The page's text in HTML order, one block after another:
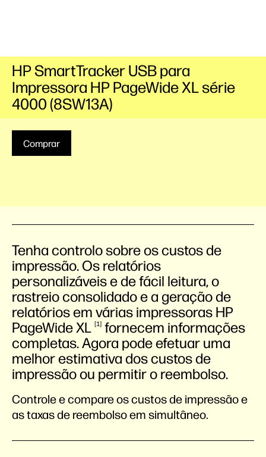
Comprar
HP SmartTracker USB para
Impressora HP PageWide XL série
4000 (8SW13A)
Tenha controlo sobre os custos de
impressão. Os relatórios
personalizáveis e de fácil leitura, o
rastreio consolidado e a geração de
relatórios em várias impressoras HP
PageWideXL 1
fornecem informações
completas. Agora pode efetuar uma
melhor estimativa dos custos de
impressão ou permitir o reembolso.
Controle e compare os custos de impressão e
as taxas de reembolso em simultâneo.